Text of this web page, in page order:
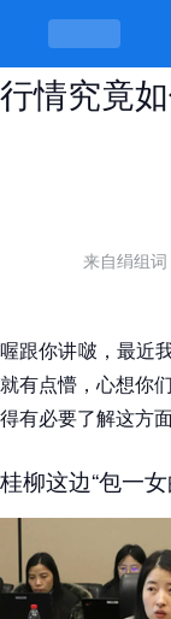
包一女的
行情究竟
来自绢组词
喔跟你讲啵，最近
就有点懵，心想你
得有必要了解这方
桂柳这边“包一